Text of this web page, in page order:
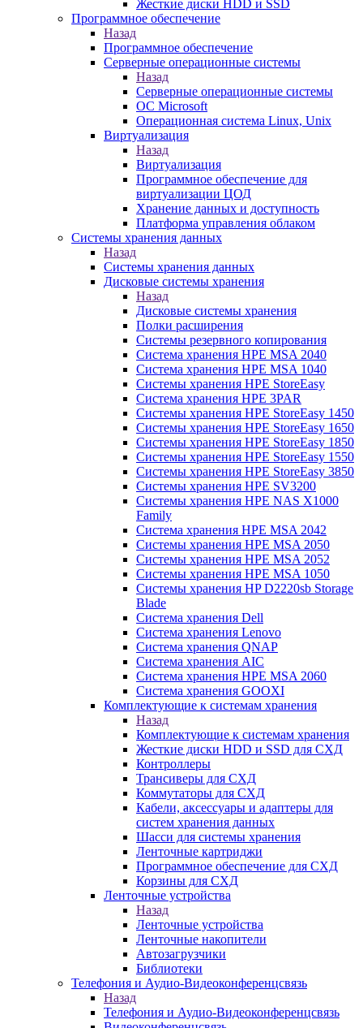
Жесткие диски HDD и SSD
Программное обеспечение
Назад
Программное обеспечение
Серверные операционные системы
Назад
Серверные операционные системы
ОС Microsoft
Операционная система Linux, Unix
Виртуализация
Назад
Виртуализация
Программное обеспечение для
виртуализации ЦОД
Хранение данных и доступность
Платформа управления облаком
Системы хранения данных
Назад
Системы хранения данных
Дисковые системы хранения
Назад
Дисковые системы хранения
Полки расширения
Системы резервного копирования
Система хранения HPE MSA 2040
Система хранения HPE MSA 1040
Системы хранения HPE StoreEasy
Система хранения HPE 3PAR
Системы хранения HPE StoreEasy 1450
Системы хранения HPE StoreEasy 1650
Системы хранения HPE StoreEasy 1850
Системы хранения HPE StoreEasy 1550
Системы хранения HPE StoreEasy 3850
Системы хранения HPE SV3200
Системы хранения HPE NAS X1000
Family
Система хранения HPE MSA 2042
Системы хранения HPE MSA 2050
Системы хранения HPE MSA 2052
Системы хранения HPE MSA 1050
Системы хранения HP D2220sb Storage
Blade
Система хранения Dell
Система хранения Lenovo
Система хранения QNAP
Система хранения AIC
Система хранения HPE MSA 2060
Система хранения GOOXI
Комплектующие к системам хранения
Назад
Комплектующие к системам хранения
Жесткие диски HDD и SSD для СХД
Контроллеры
Трансиверы для СХД
Коммутаторы для СХД
Кабели, аксессуары и адаптеры для
систем хранения данных
Шасси для системы хранения
Ленточные картриджи
Программное обеспечение для СХД
Корзины для СХД
Ленточные устройства
Назад
Ленточные устройства
Ленточные накопители
Автозагрузчики
Библиотеки
Телефония и Аудио-Видеоконференцсвязь
Назад
Телефония и Аудио-Видеоконференцсвязь